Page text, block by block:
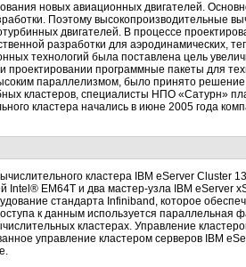
новых авиационных двигателей.
Поэтому высокопроизводительные
двигателей. В процессе
разработки для аэродинамических,
технологий была поставлена цель
программные пакеты для
параллелизмом, было принято решение
кластеров, специалисты НПО «Сатурн»
кластера начались в июне 2005 года
кластера IBM eServer Cluster
Intel® EM64T и два мастер-узла IBM eServer
стандарта Infiniband, которое
к данным используется параллельная
кластерах. Управление
управление кластером серверов IBM